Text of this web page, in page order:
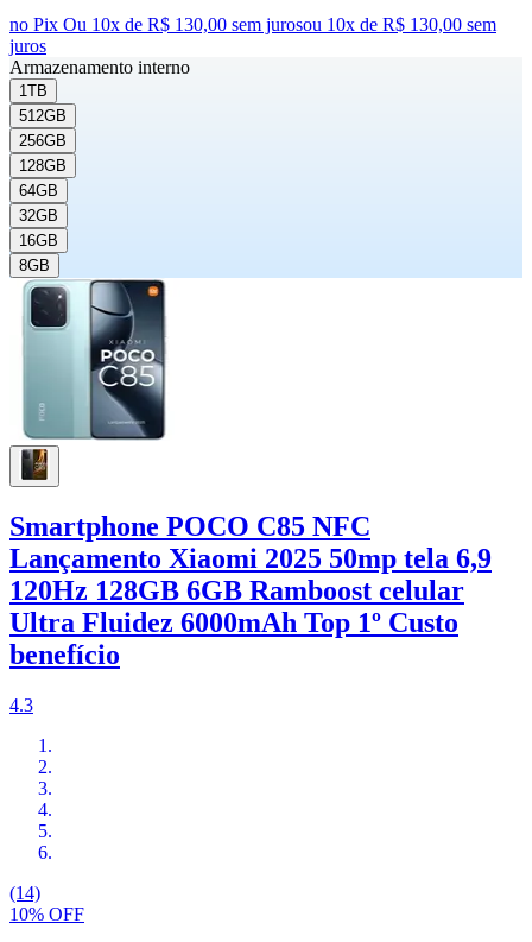
no Pix Ou 10x de R$ 130,00 sem jurosou 10x de R$ 130,00 sem
juros
Armazenamento interno
1TB
512GB
256GB
128GB
64GB
32GB
16GB
8GB
Smartphone POCO C85 NFC
Lançamento Xiaomi 2025 50mp tela 6,9
120Hz 128GB 6GB Ramboost celular
Ultra Fluidez 6000mAh Top 1º Custo
benefício
4.3
(14)
10% OFF